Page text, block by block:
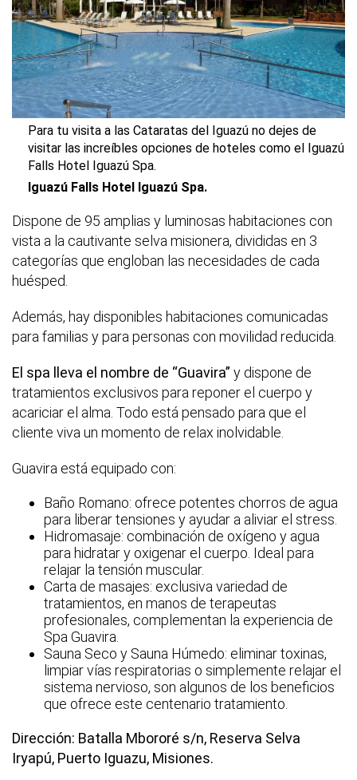
Para tu visita a las Cataratas del Iguazú no dejes de
visitar las increíbles opciones de hoteles como el Iguazú
Falls Hotel Iguazú Spa.
Iguazú Falls Hotel Iguazú Spa.
Dispone de 95 amplias y luminosas habitaciones con
vista a la cautivante selva misionera, divididas en 3
categorías que engloban las necesidades de cada
huésped.
Además, hay disponibles habitaciones comunicadas
para familias y para personas con movilidad reducida.
El spa lleva el nombre de “Guavira” y dispone de
tratamientos exclusivos para reponer el cuerpo y
acariciar el alma. Todo está pensado para que el
cliente viva un momento de relax inolvidable.
Guavira está equipado con:
Baño Romano: ofrece potentes chorros de agua
para liberar tensiones y ayudar a aliviar el stress.
Hidromasaje: combinación de oxígeno y agua
para hidratar y oxigenar el cuerpo. Ideal para
relajar la tensión muscular.
Carta de masajes: exclusiva variedad de
tratamientos, en manos de terapeutas
profesionales, complementan la experiencia de
Spa Guavira.
Sauna Seco y Sauna Húmedo: eliminar toxinas,
limpiar vías respiratorias o simplemente relajar el
sistema nervioso, son algunos de los beneficios
que ofrece este centenario tratamiento.
Dirección: Batalla Mbororé s/n, Reserva Selva
Iryapú, Puerto Iguazu, Misiones.